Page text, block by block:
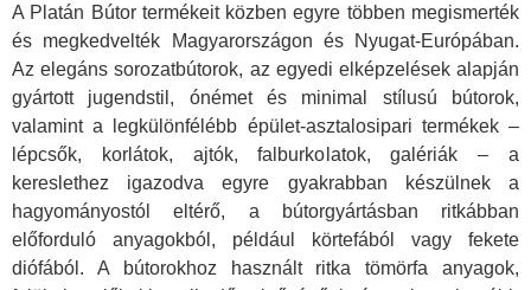
A Platán Bútor termékeit közben egyre többen megismerték
és megkedvelték Magyarországon és Nyugat-Európában.
Az elegáns sorozatbútorok, az egyedi elképzelések alapján
gyártott jugendstil, ónémet és minimal stílusú bútorok,
valamint a legkülönfélébb épület-asztalosipari termékek –
lépcsők, korlátok, ajtók, falburkolatok, galériák – a
kereslethez igazodva egyre gyakrabban készülnek a
hagyományostól eltérő, a bútorgyártásban ritkábban
előforduló anyagokból, például körtefából vagy fekete
diófából. A bútorokhoz használt ritka tömörfa anyagok,